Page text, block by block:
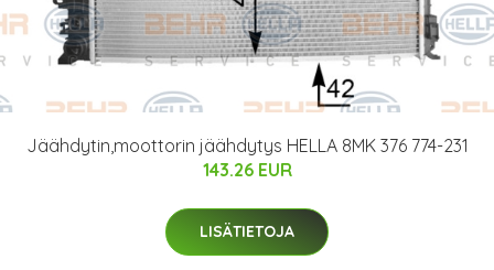
Jäähdytin,moottorin jäähdytys HELLA 8MK 376 774-231
143.26 EUR
LISÄTIETOJA